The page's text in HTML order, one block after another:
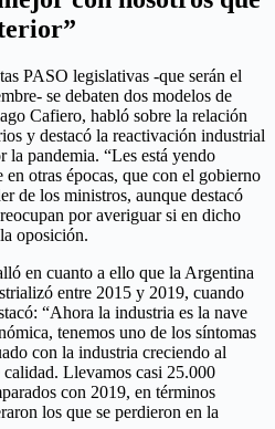
PASO legislativas -que serán el
se debaten dos modelos de
Cafiero, habló sobre la relación
y destacó la reactivación industrial
la pandemia. “Les está yendo
otras épocas, que con el gobierno
de los ministros, aunque destacó
por averiguar si en dicho
oposición.
en cuanto a ello que la Argentina
entre 2015 y 2019, cuando
“Ahora la industria es la nave
tenemos uno de los síntomas
con la industria creciendo al
Llevamos casi 25.000
con 2019, en términos
los que se perdieron en la